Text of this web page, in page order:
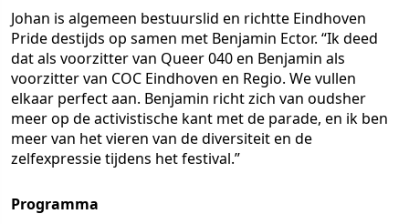
Johan is algemeen bestuurslid en richtte Eindhoven
Pride destijds op samen met Benjamin Ector. “Ik deed
dat als voorzitter van Queer 040 en Benjamin als
voorzitter van COC Eindhoven en Regio. We vullen
elkaar perfect aan. Benjamin richt zich van oudsher
meer op de activistische kant met de parade, en ik ben
meer van het vieren van de diversiteit en de
zelfexpressie tijdens het festival.”
Programma